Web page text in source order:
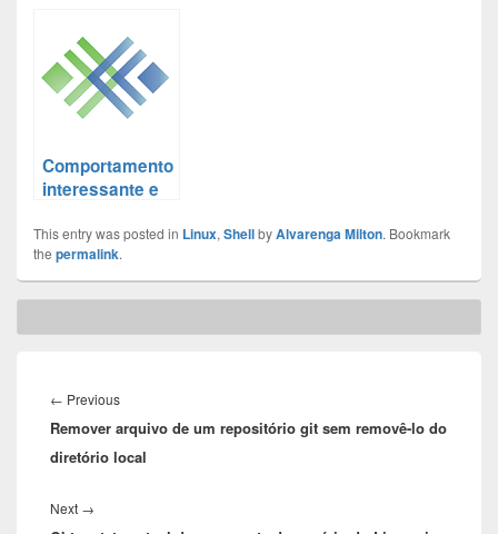
do GitHub em
10 de Agosto de
2014
Comportamento
interessante e
esperado da
função sort do
JavaScript
This entry was posted in Linux, ShellbyAlvarenga Milton. Bookmark
the permalink.
navigation
← PreviousPrevious
post:
Remover arquivo de um repositório git sem removê-lo do
diretório local
Next →